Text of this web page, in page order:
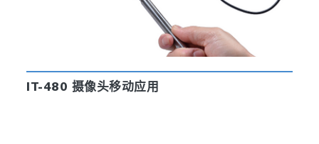
IT-480 摄像头移动应用